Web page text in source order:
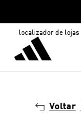
localizador de lojas
Voltar